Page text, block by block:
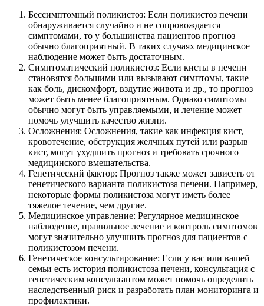
Бессимптомный поликистоз: Если поликистоз печени
обнаруживается случайно и не сопровождается
симптомами, то у большинства пациентов прогноз
обычно благоприятный. В таких случаях медицинское
наблюдение может быть достаточным.
Симптоматический поликистоз: Если кисты в печени
становятся большими или вызывают симптомы, такие
как боль, дискомфорт, вздутие живота и др., то прогноз
может быть менее благоприятным. Однако симптомы
обычно могут быть управляемыми, и лечение может
помочь улучшить качество жизни.
Осложнения: Осложнения, такие как инфекция кист,
кровотечение, обструкция желчных путей или разрыв
кист, могут ухудшить прогноз и требовать срочного
медицинского вмешательства.
Генетический фактор: Прогноз также может зависеть от
генетического варианта поликистоза печени. Например,
некоторые формы поликистоза могут иметь более
тяжелое течение, чем другие.
Медицинское управление: Регулярное медицинское
наблюдение, правильное лечение и контроль симптомов
могут значительно улучшить прогноз для пациентов с
поликистозом печени.
Генетическое консультирование: Если у вас или вашей
семьи есть история поликистоза печени, консультация с
генетическим консультантом может помочь определить
наследственный риск и разработать план мониторинга и
профилактики.